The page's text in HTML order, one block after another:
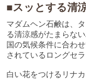
■スッとする清
マダムヘン石鹸は、
る清涼感がたまらな
国の気候条件に合わ
されているロングセラ
白い花をつけるリナ